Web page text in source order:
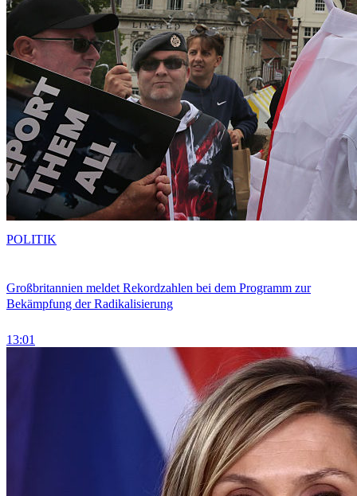
Großbritannien meldet Rekordzahlen bei dem Programm zur
Bekämpfung der Radikalisierung
13:01
POLITIK